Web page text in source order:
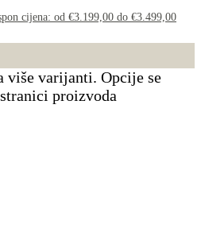
cijena: od €3.199,00 do €3.499,00
više varijanti. Opcije se
proizvoda